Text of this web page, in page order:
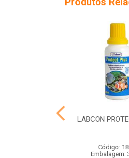
LABCON
Código:
Embalagem: